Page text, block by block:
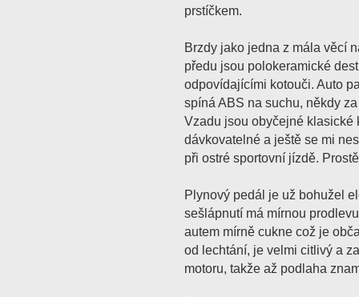
prstíčkem.
Brzdy jako jedna z mála věcí
předu jsou polokeramické
odpovídajícími kotouči. Auto
spíná ABS na suchu, někdy
Vzadu jsou obyčejné klasické
dávkovatelné a ještě se mi
při ostré sportovní jízdě.
Plynový pedál je už bohužel
sešlápnutí má mírnou
autem mírně cukne což je
od lechtání, je velmi citlivý a
motoru, takže až podlaha